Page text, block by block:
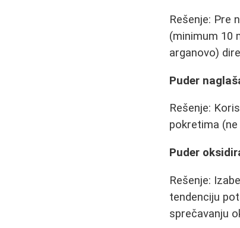
Rešenje: Pre
(minimum 10
arganovo)
Puder
Rešenje:
pokretima
Puder
Rešenje:
tendenciju
sprečavanju